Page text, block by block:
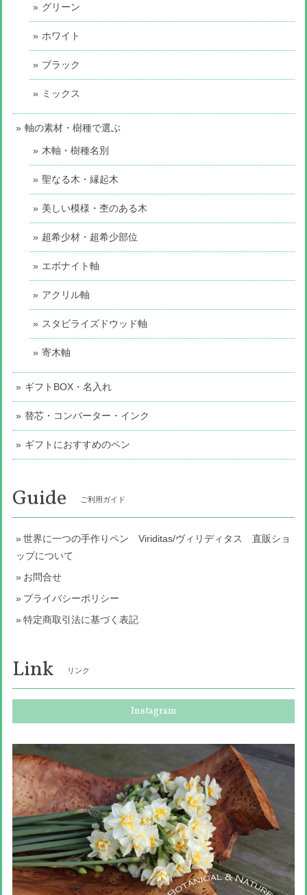
グリーン
ホワイト
ブラック
ミックス
軸の素材・樹種で選ぶ
木軸・樹種名別
聖なる木・縁起木
美しい模様・杢のある木
超希少材・超希少部位
エボナイト軸
アクリル軸
スタビライズドウッド軸
寄木軸
ギフトBOX・名入れ
替芯・コンバーター・インク
ギフトにおすすめのペン
Guide ご利用ガイド
世界に一つの手作りペン Viriditas/ヴィリディタス 直販ショ
ップについて
お問合せ
プライバシーポリシー
特定商取引法に基づく表記
Link リンク
Instagram